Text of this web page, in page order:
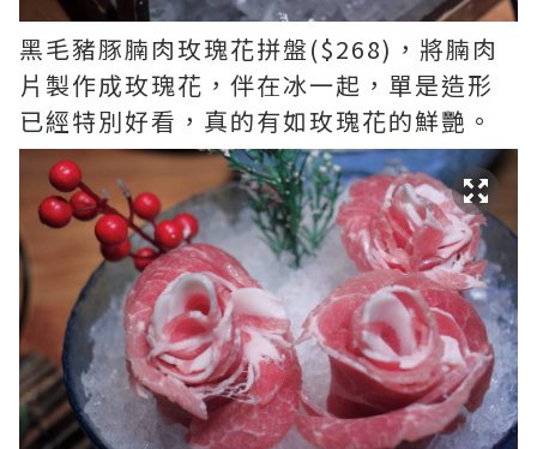
黑毛豬豚腩肉玫瑰花拼盤($268)，將腩肉
片製作成玫瑰花，伴在冰一起，單是造形
已經特別好看，真的有如玫瑰花的鮮艷。